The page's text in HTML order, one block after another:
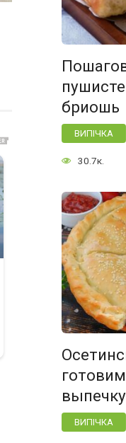
бриошь
ВИПІЧКА
30.7к.
ВИПІЧКА